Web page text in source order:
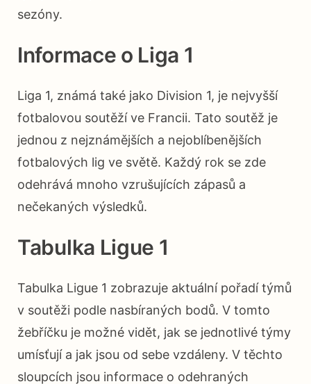
sezóny.
Informace o Liga 1
Liga 1, známá také jako Division 1, je nejvyšší
fotbalovou soutěží ve Francii. Tato soutěž je
jednou z nejznámějších a nejoblíbenějších
fotbalových lig ve světě. Každý rok se zde
odehrává mnoho vzrušujících zápasů a
nečekaných výsledků.
Tabulka Ligue 1
Tabulka Ligue 1 zobrazuje aktuální pořadí týmů
v soutěži podle nasbíraných bodů. V tomto
žebříčku je možné vidět, jak se jednotlivé týmy
umísťují a jak jsou od sebe vzdáleny. V těchto
sloupcích jsou informace o odehraných